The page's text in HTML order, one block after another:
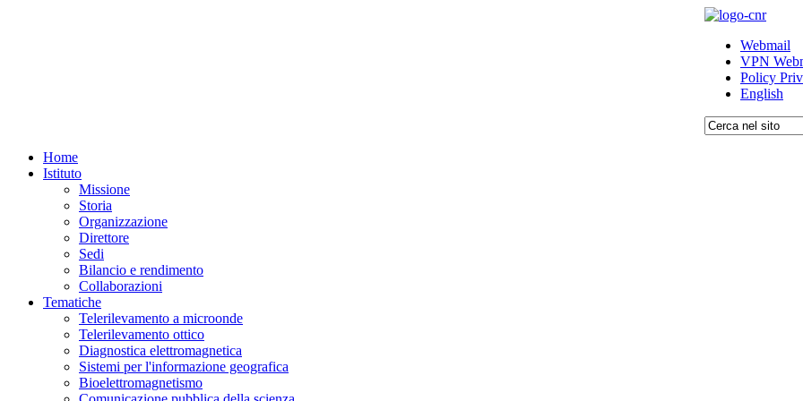
Webmail
VPN
Policy
English
Home
Istituto
Missione
Storia
Organizzazione
Direttore
Sedi
Bilancio e rendimento
Collaborazioni
Tematiche
Telerilevamento a microonde
Telerilevamento ottico
Diagnostica elettromagnetica
Sistemi per l'informazione geografica
Bioelettromagnetismo